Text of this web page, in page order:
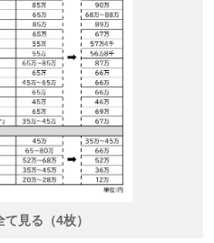
見る（4枚）